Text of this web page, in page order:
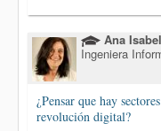
Ana
Ingeniera
¿Pensar que hay
revolución digital?